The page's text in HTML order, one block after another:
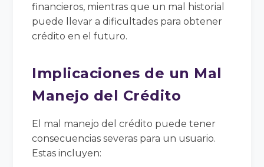
financieros, mientras que un mal historial
puede llevar a dificultades para obtener
crédito en el futuro.
Implicaciones de un Mal
Manejo del Crédito
El mal manejo del crédito puede tener
consecuencias severas para un usuario.
Estas incluyen: